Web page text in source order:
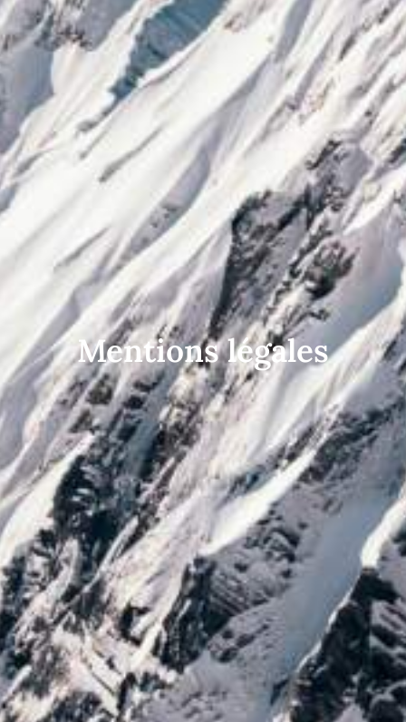
Mentions légales